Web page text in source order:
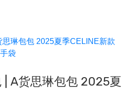
| A货思琳包包 2025夏